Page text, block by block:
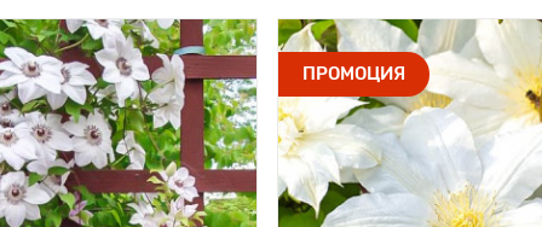
2,5-3м
между
0,3-0,4 м
слънце, частична
сянка
ПРОМОЦИЯ
Type pots
Специални
характеристики
Височина на
растението